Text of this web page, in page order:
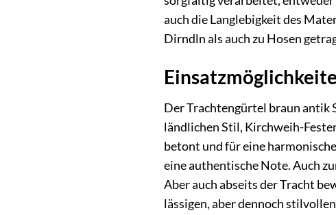
auch die Langlebigkeit des
Dirndln als auch zu Hosen
Der Trachtengürtel braun antik
ländlichen Stil, Kirchweih-
betont und für eine
eine authentische Note. Auch
Aber auch abseits der Tracht
lässigen, aber dennoch